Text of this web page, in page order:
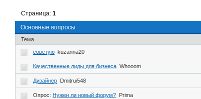
Основные вопросы
Страница:1
Тема
советую kuzanna20
Качественные лиды для бизнеса Whooom
Дизайнер Dmitrui548
Опрос: Нужен ли новый форум? Prima